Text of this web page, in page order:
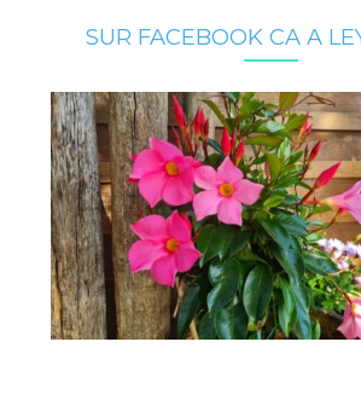
SUR FACEBOOK CA A